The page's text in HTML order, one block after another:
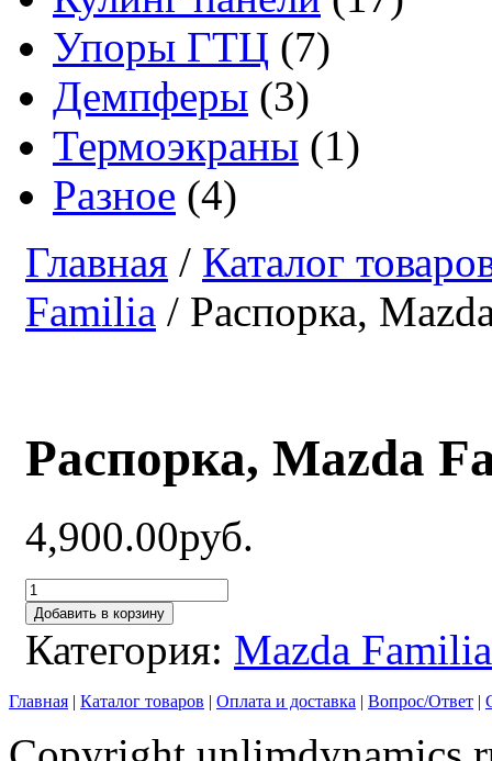
Упоры ГТЦ (7)
Демпферы (3)
Термоэкраны (1)
Разное (4)
Главная / Каталог
Familia / Распорка,
Распорка, Mazda
4,900.00руб.
Добавить в корзину
Категория: Mazda Familia
Главная | Каталог товаров | Оплата и доставка | Вопрос/Ответ |